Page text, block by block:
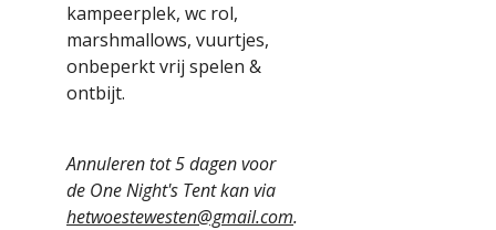
kampeerplek, wc rol,
marshmallows, vuurtjes,
onbeperkt vrij spelen &
ontbijt.
Annuleren tot 5 dagen voor
de One Night's Tent kan via
hetwoestewesten@gmail.com.